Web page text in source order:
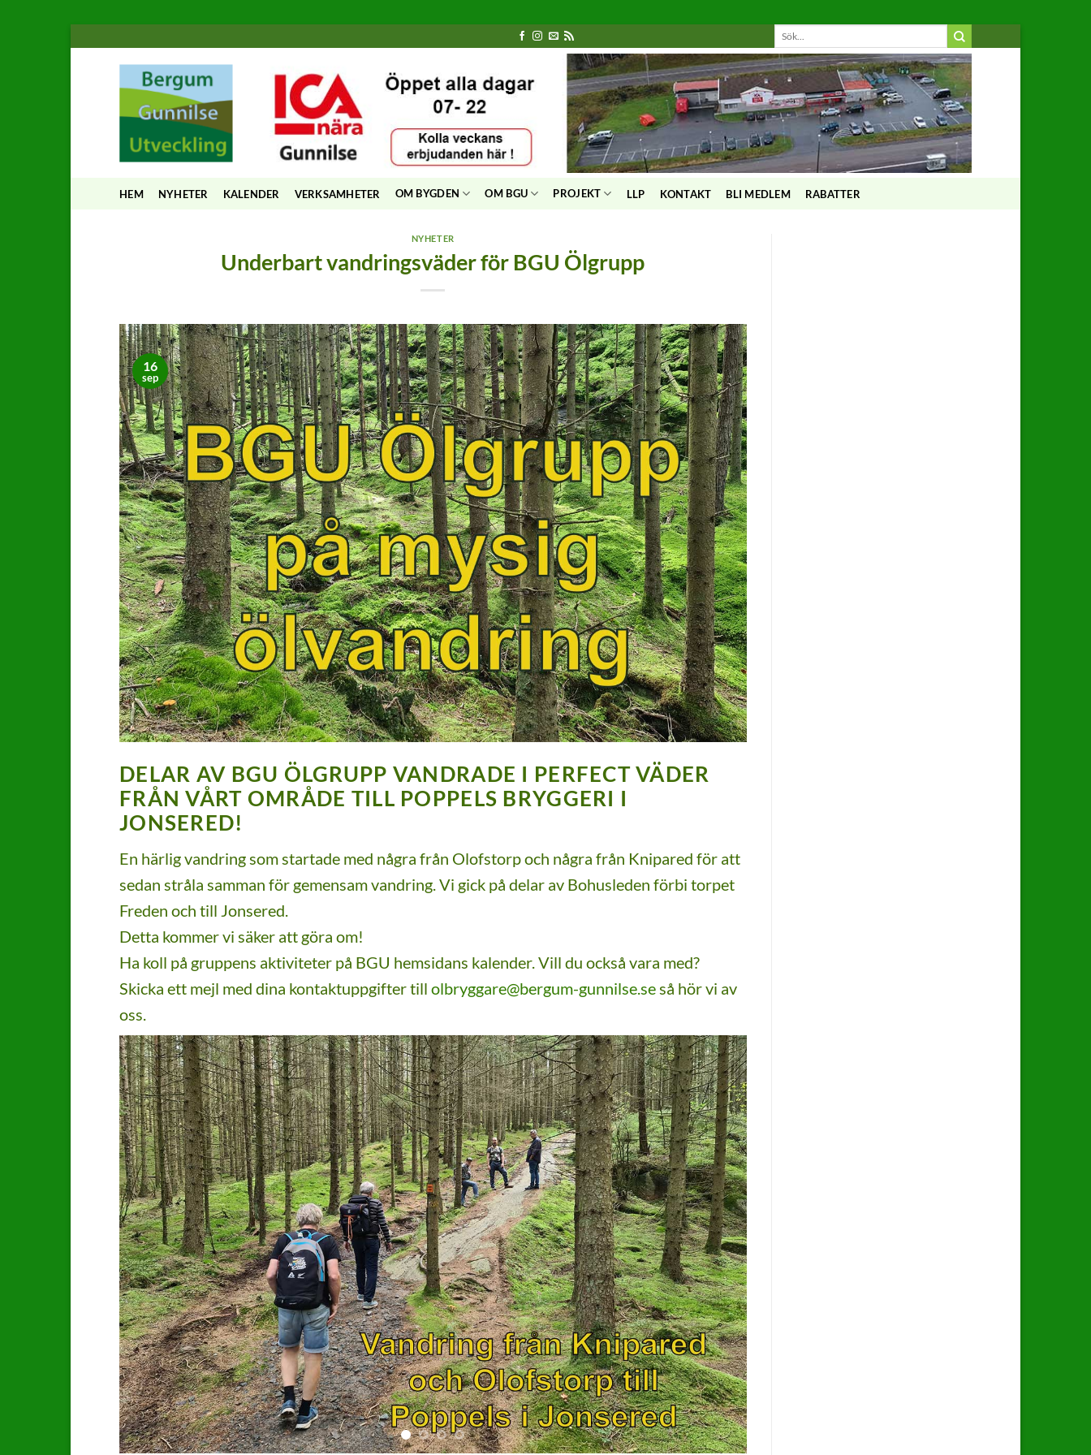
HEM NYHETER KALENDER VERKSAMHETER OM BYGDEN OM BGU PROJEKT LLP KONTAKT BLI MEDLEM RABATTER
NYHETER
Underbart vandringsväder för BGU Ölgrupp
16
sep
DELAR AV BGU ÖLGRUPP VANDRADE I PERFECT VÄDER
FRÅN VÅRT OMRÅDE TILL POPPELS BRYGGERI I
JONSERED!
En härlig vandring som startade med några från Olofstorp och några från Knipared för att
sedan stråla samman för gemensam vandring. Vi gick på delar av Bohusleden förbi torpet
Freden och till Jonsered.
Detta kommer vi säker att göra om!
Ha koll på gruppens aktiviteter på BGU hemsidans kalender. Vill du också vara med?
Skicka ett mejl med dina kontaktuppgifter till olbryggare@bergum-gunnilse.se så hör vi av
oss.